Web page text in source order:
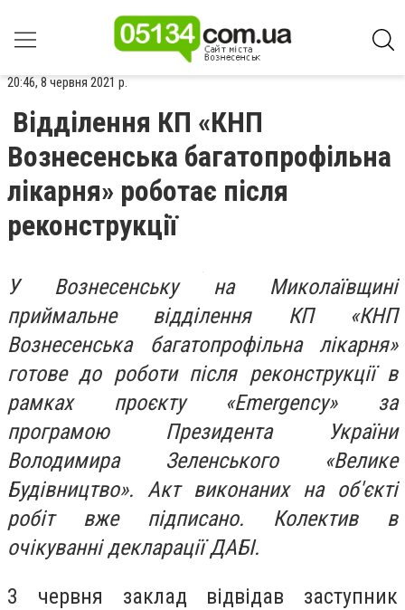
20:46, 8 червня 2021 р.
Відділення КП «КНП
Вознесенська багатопрофільна
лікарня» роботає після
реконструкції
У Вознесенську на Миколаївщині
приймальне відділення КП «КНП
Вознесенська багатопрофільна лікарня»
готове до роботи після реконструкції в
рамках проєкту «Emergency» за
програмою Президента України
Володимира Зеленського «Велике
Будівництво». Акт виконаних на об'єкті
робіт вже підписано. Колектив в
очікуванні декларації ДАБІ.
3 червня заклад відвідав заступник